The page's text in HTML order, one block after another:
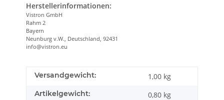
Herstellerinformationen:
Vistron GmbH
Rahm 2
Bayern
Neunburg v.W., Deutschland, 92431
info@vistron.eu
Versandgewicht: 1,00 kg
Artikelgewicht: 0,80 kg